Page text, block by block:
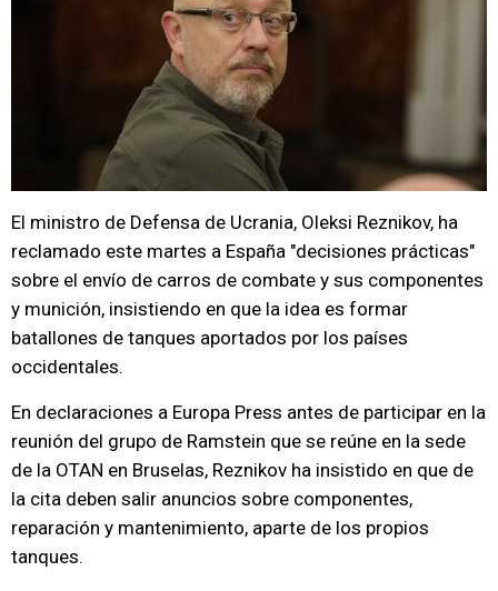
El ministro de Defensa de Ucrania, Oleksi Reznikov, ha
reclamado este martes a España "decisiones prácticas"
sobre el envío de carros de combate y sus componentes
y munición, insistiendo en que la idea es formar
batallones de tanques aportados por los países
occidentales.
En declaraciones a Europa Press antes de participar en la
reunión del grupo de Ramstein que se reúne en la sede
de la OTAN en Bruselas, Reznikov ha insistido en que de
la cita deben salir anuncios sobre componentes,
reparación y mantenimiento, aparte de los propios
tanques.